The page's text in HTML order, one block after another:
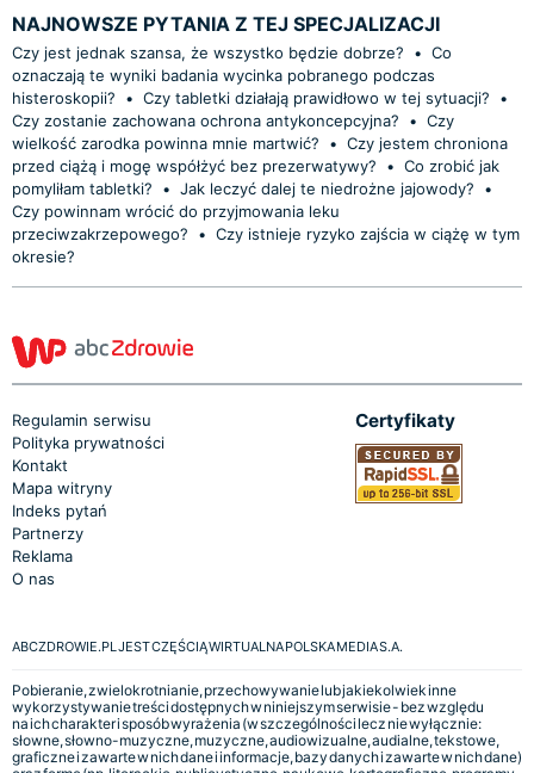
NAJNOWSZE PYTANIA Z TEJ SPECJALIZACJI
Czy jest jednak szansa, że wszystko będzie dobrze? • Co
oznaczają te wyniki badania wycinka pobranego podczas
histeroskopii?
• Czy tabletki działają prawidłowo w tej sytuacji?
•
Czy zostanie zachowana ochrona antykoncepcyjna?
• Czy
wielkość zarodka powinna mnie martwić?
• Czy jestem chroniona
przed ciążą i mogę współżyć bez prezerwatywy?
• Co zrobić jak
pomyliłam tabletki?
• Jak leczyć dalej te niedrożne jajowody?
•
Czy powinnam wrócić do przyjmowania leku
przeciwzakrzepowego?
• Czy istnieje ryzyko zajścia w ciążę w tym
okresie?
Regulamin serwisu
Polityka prywatności
Kontakt
Mapa witryny
Indeks pytań
Partnerzy
Reklama
O nas
Certyfikaty
ABCZDROWIE.PL JEST CZĘŚCIĄ WIRTUALNA POLSKA MEDIA S.A.
Pobieranie, zwielokrotnianie, przechowywanie lub jakiekolwiek inne
wykorzystywanie treści dostępnych w niniejszym serwisie - bez względu
na ich charakter i sposób wyrażenia (w szczególności lecz nie wyłącznie:
słowne, słowno-muzyczne, muzyczne, audiowizualne, audialne, tekstowe,
graficzne i zawarte w nich dane i informacje, bazy danych i zawarte w nich dane)